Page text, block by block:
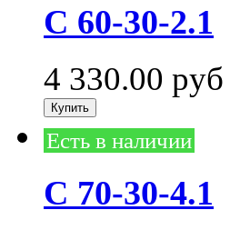
С 60-30-2.1
4 330.00 руб
Есть в наличии
С 70-30-4.1